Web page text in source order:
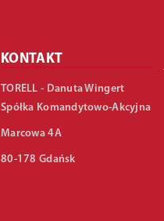
KONTAKT
TORELL - Danuta Wingert
Spółka Komandytowo-Akcyjna
Marcowa 4A
80-178 Gdańsk